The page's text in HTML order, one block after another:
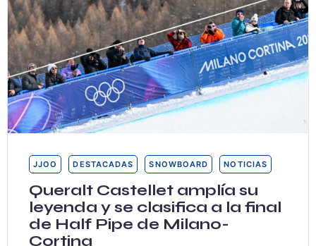
JJOO DESTACADAS SNOWBOARD NOTICIAS
Queralt Castellet amplía su
leyenda y se clasifica a la final
de Half Pipe de Milano-
Cortina